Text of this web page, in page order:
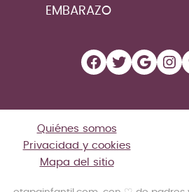
EMBARAZO
Facebook
Twitter
Quiénes somos
Privacidad y cookies
Mapa del sitio